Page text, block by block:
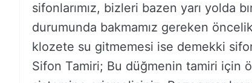
sifonlarımız, bizleri bazen yarı yolda
durumunda bakmamız gereken
klozete su gitmemesi ise demekki
Sifon Tamiri; Bu düğmenin tamiri için